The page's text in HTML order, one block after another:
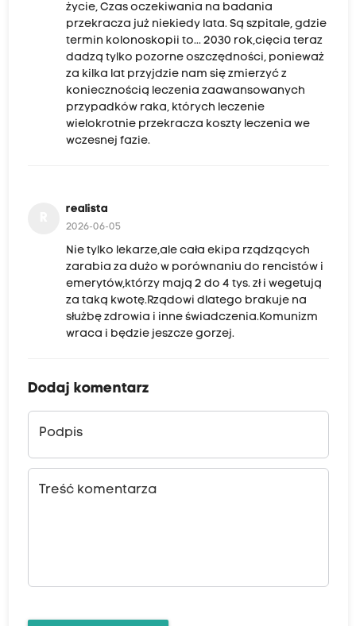
życie, Czas oczekiwania na badania
przekracza już niekiedy lata. Są szpitale, gdzie
termin kolonoskopii to... 2030 rok,cięcia teraz
dadzą tylko pozorne oszczędności, ponieważ
za kilka lat przyjdzie nam się zmierzyć z
koniecznością leczenia zaawansowanych
przypadków raka, których leczenie
wielokrotnie przekracza koszty leczenia we
wczesnej fazie.
realista
2026-06-05
Nie tylko lekarze,ale cała ekipa rządzących
zarabia za dużo w porównaniu do rencistów i
emerytów,którzy mają 2 do 4 tys. zł i wegetują
za taką kwotę.Rządowi dlatego brakuje na
służbę zdrowia i inne świadczenia.Komunizm
wraca i będzie jeszcze gorzej.
Dodaj komentarz
Podpis
Treść komentarza